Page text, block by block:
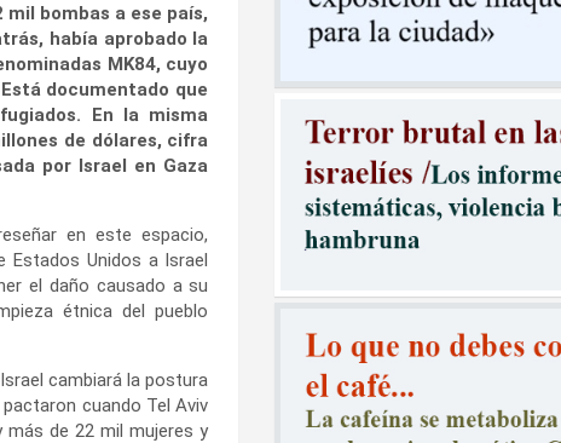
bombas a ese país,
había aprobado la
MK84, cuyo
documentado que
En la misma
de dólares, cifra
por Israel en Gaza
en este espacio,
Estados Unidos a Israel
el daño causado a su
étnica del pueblo
cambiará la postura
cuando Tel Aviv
más de 22 mil mujeres y